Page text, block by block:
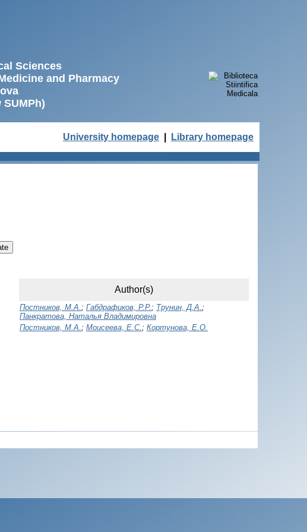
Sciences
and Pharmacy
SUMPh)
University homepage Library homepage
Author(s)
Постников, М.А.; Габдрафиков, Р.Р.; Трунин, Д.А.;
Панкратова, Наталья Владимировна
Постников, М.А.; Моисеева, Е.С.; Кортунова, Е.О.